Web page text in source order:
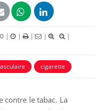
| | | |
|
cigarette
contre le tabac. La